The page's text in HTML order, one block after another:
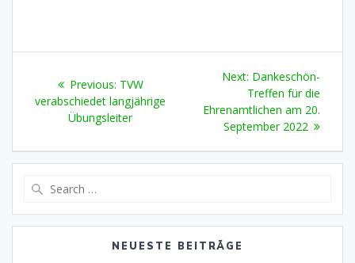
Beitragsnavigation
Previous: Previous
post:
TVW
verabschiedet langjährige
Übungsleiter
Next: Next
post:
Dankeschön-
Treffen für die
Ehrenamtlichen am 20.
September 2022
NEUESTE BEITRÄGE